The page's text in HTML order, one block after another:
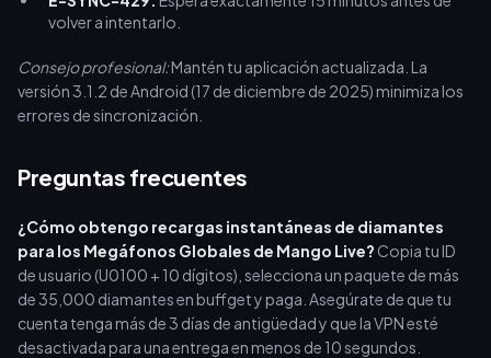
volver a intentarlo.
Consejo profesional:Mantén tu aplicación actualizada. La
versión 3.1.2 de Android (17 de diciembre de 2025) minimiza los
errores de sincronización.
Preguntas frecuentes
¿Cómo obtengo recargas instantáneas de diamantes
para los Megáfonos Globales de Mango Live? Copia tu ID
de usuario (U0100 + 10 dígitos), selecciona un paquete de más
de 35,000 diamantes en buffget y paga. Asegúrate de que tu
cuenta tenga más de 3 días de antigüedad y que la VPN esté
desactivada para una entrega en menos de 10 segundos.